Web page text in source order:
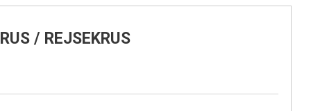
/ REJSEKRUS